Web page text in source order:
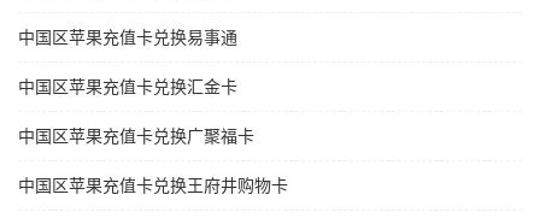
中国区苹果充值卡兑换易事通
中国区苹果充值卡兑换汇金卡
中国区苹果充值卡兑换广聚福卡
中国区苹果充值卡兑换王府井购物卡